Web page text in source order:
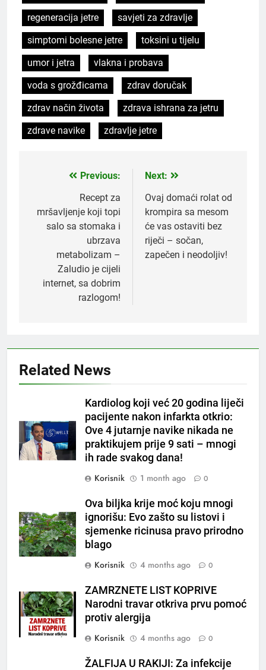
regeneracija jetre
savjeti za zdravlje
simptomi bolesne jetre
toksini u tijelu
umor i jetra
vlakna i probava
voda s grožđicama
zdrav doručak
zdrav način života
zdrava ishrana za jetru
zdrave navike
zdravlje jetre
navigation
Previous:
Recept za
mršavljenje koji topi
salo sa stomaka i
ubrzava
metabolizam –
Zaludio je cijeli
internet, sa dobrim
razlogom!
Next:
Ovaj domaći rolat od
krompira sa mesom
će vas ostaviti bez
riječi – sočan,
zapečen i neodoljiv!
Related News
Kardiolog koji već 20 godina liječi
pacijente nakon infarkta otkrio:
Ove 4 jutarnje navike nikada ne
praktikujem prije 9 sati – mnogi
ih rade svakog dana!
Korisnik
1 month ago 0
Ova biljka krije moć koju mnogi
ignorišu: Evo zašto su listovi i
sjemenke ricinusa pravo prirodno
blago
Korisnik
4 months ago 0
ZAMRZNETE LIST KOPRIVE
Narodni travar otkriva prvu pomoć
protiv alergija
Korisnik
4 months ago 0
ŽALFIJA U RAKIJI: Za infekcije
5
Čaj od lovora i cimeta – prirodni
napitak za svakodnevnu rutinu
OSTALO
6
ČISTAČ JETRE: Uzmite gutljaj
na prazan stomak i crijeva će
raditi kao sat, zaboravit ćete na
OSTALO
Tračevi su njihova glavna
preokupacija: Ljudi rođeni u ova
tri znaka najviše vole ogovarati
Piće od smreke – prirodni
napitak koji se često spominje
OSTALO